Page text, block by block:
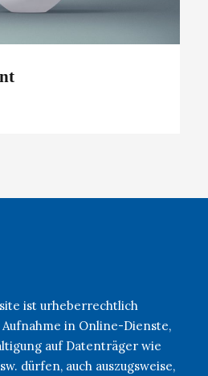
ist urheberrechtlich
in Online-Dienste,
auf Datenträger wie
dürfen, auch auszugsweise,